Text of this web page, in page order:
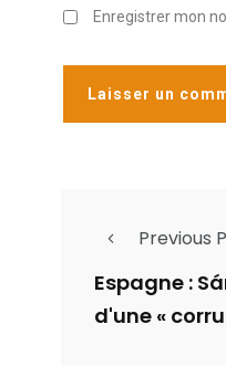
Enregistrer mon
Previous
Espagne :
d'une «